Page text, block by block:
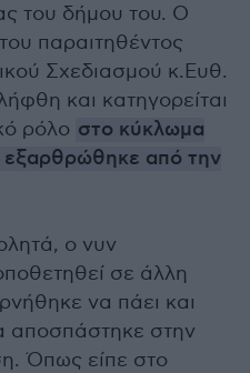
του δήμου του. Ο
παραιτηθέντος
Σχεδιασμού κ.Ευθ.
και κατηγορείται
ρόλο στο κύκλωμα
εξαρθρώθηκε από την
ο νυν
σε άλλη
να πάει και
αποσπάστηκε στην
Όπως είπε στο